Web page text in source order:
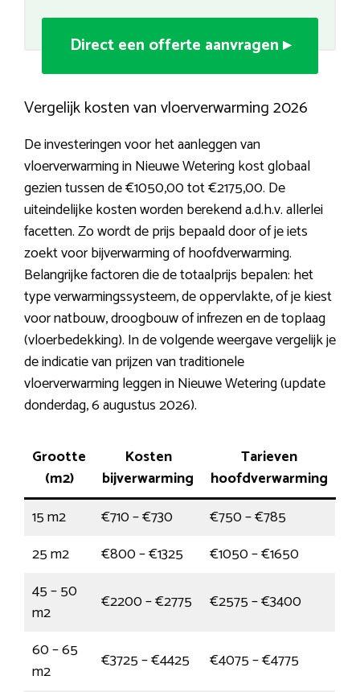
Direct een offerte aanvragen ▸
Vergelijk kosten van vloerverwarming 2026
De investeringen voor het aanleggen van
vloerverwarming in Nieuwe Wetering kost globaal
gezien tussen de €1050,00 tot €2175,00. De
uiteindelijke kosten worden berekend a.d.h.v. allerlei
facetten. Zo wordt de prijs bepaald door of je iets
zoekt voor bijverwarming of hoofdverwarming.
Belangrijke factoren die de totaalprijs bepalen: het
type verwarmingssysteem, de oppervlakte, of je kiest
voor natbouw, droogbouw of infrezen en de toplaag
(vloerbedekking). In de volgende weergave vergelijk je
de indicatie van prijzen van traditionele
vloerverwarming leggen in Nieuwe Wetering (update
donderdag, 6 augustus 2026).
Grootte
(m2)
Kosten
bijverwarming
Tarieven
hoofdverwarming
15 m2
€710 – €730
€750 – €785
25 m2
€800 – €1325
€1050 – €1650
45 – 50
m2
€2200 – €2775
€2575 – €3400
60 – 65
m2
€3725 – €4425
€4075 – €4775